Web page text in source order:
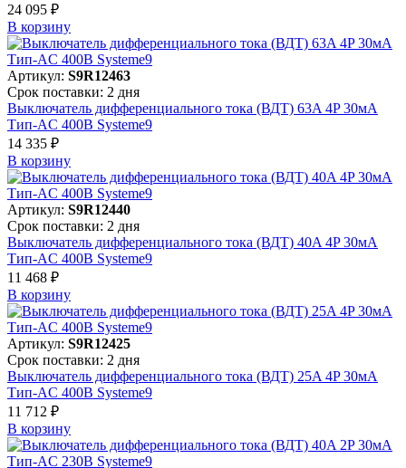
24 095 ₽
В корзинy
Артикул: S9R12463
Срок поставки: 2 дня
Выключатель дифференциального тока (ВДТ) 63A 4P 30мА
Тип-AC 400В Systeme9
14 335 ₽
В корзинy
Артикул: S9R12440
Срок поставки: 2 дня
Выключатель дифференциального тока (ВДТ) 40A 4P 30мА
Тип-AC 400В Systeme9
11 468 ₽
В корзинy
Артикул: S9R12425
Срок поставки: 2 дня
Выключатель дифференциального тока (ВДТ) 25A 4P 30мА
Тип-AC 400В Systeme9
11 712 ₽
В корзинy